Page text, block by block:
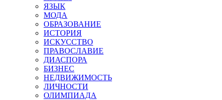
ЯЗЫК
МОДА
ОБРАЗОВАНИЕ
ИСТОРИЯ
ИСКУССТВО
ПРАВОСЛАВИЕ
ДИАСПОРА
БИЗНЕС
НЕДВИЖИМОСТЬ
ЛИЧНОСТИ
ОЛИМПИАДА